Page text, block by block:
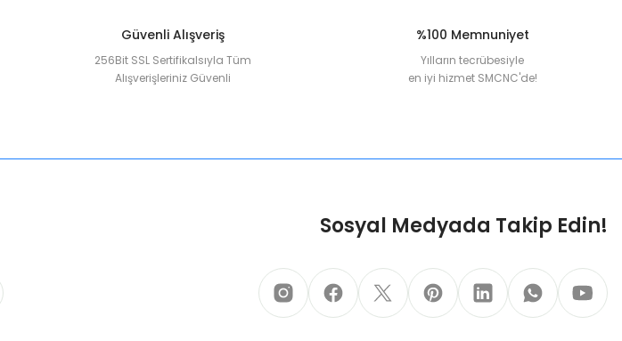
Güvenli Alışveriş
256Bit SSL Sertifikalsıyla Tüm
Alışverişleriniz Güvenli
%100 Memnuniyet
Yılların tecrübesiyle
en iyi hizmet SMCNC'de!
Sosyal Medyada Takip Edin!